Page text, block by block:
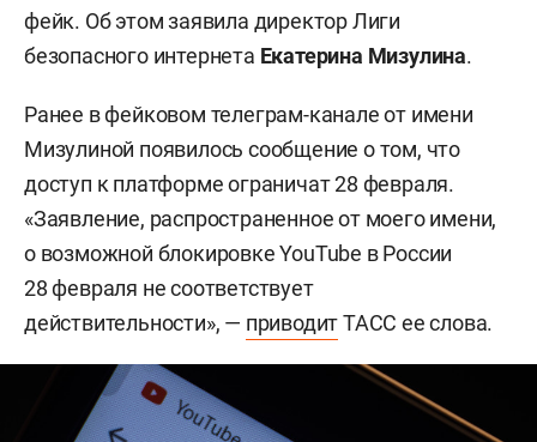
фейк. Об этом заявила директор Лиги
безопасного интернета Екатерина Мизулина.
Ранее в фейковом телеграм-канале от имени
Мизулиной появилось сообщение о том, что
доступ к платформе ограничат 28 февраля.
«Заявление, распространенное от моего имени,
о возможной блокировке YouTube в России
28 февраля не соответствует
действительности», — приводитТАСС ее слова.